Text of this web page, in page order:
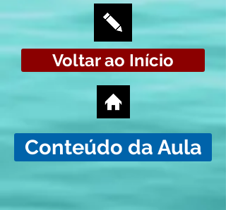
Voltar ao Início
Conteúdo da Aula